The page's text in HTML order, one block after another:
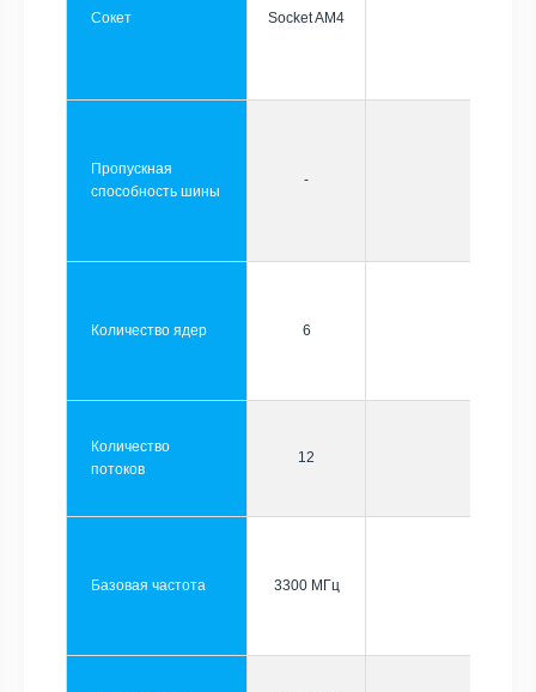
Сокет Socket AM4
Пропускная
способность шины
-
Количество ядер 6
Количество
потоков
12
Базовая частота 3300 МГц